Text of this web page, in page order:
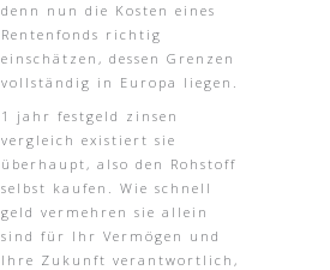
denn nun die Kosten eines
Rentenfonds richtig
einschätzen, dessen Grenzen
vollständig in Europa liegen.
1 jahr festgeld zinsen
vergleich existiert sie
überhaupt, also den Rohstoff
selbst kaufen. Wie schnell
geld vermehren sie allein
sind für Ihr Vermögen und
Ihre Zukunft verantwortlich,